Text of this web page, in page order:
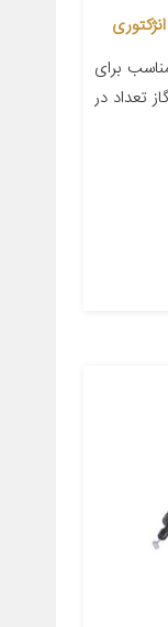
برای
تعداد در